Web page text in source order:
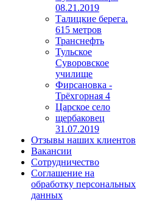
08.21.2019
Талицкие берега.
615 метров
Транснефть
Тульское
Суворовское
училище
Фирсановка -
Трёхгорная 4
Царское село
щербаковец
31.07.2019
Отзывы наших клиентов
Вакансии
Сотрудничество
Соглашение на
обработку персональных
данных